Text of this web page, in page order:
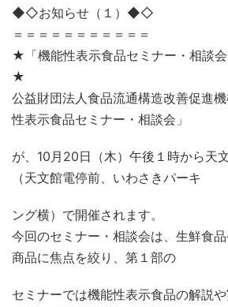
◆◇お知らせ（１）◆◇
＝＝＝＝＝＝＝＝＝＝＝
★「機能性表示食品セミナー・相談会
★
公益財団法人食品流通構造改善促進
性表示食品セミナー・相談会」
が、10月20日（木）午後１時から天
（天文館電停前、いわさきパーキ
ング横）で開催されます。
今回のセミナー・相談会は、生鮮食
商品に焦点を絞り、第１部の
セミナーでは機能性表示食品の解説